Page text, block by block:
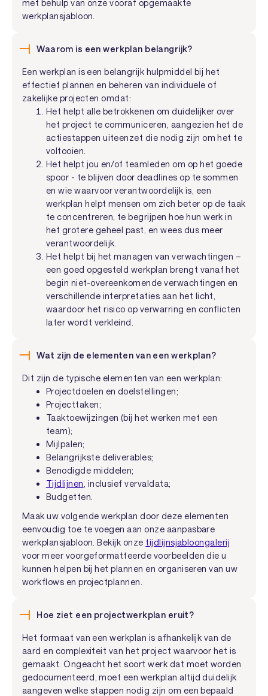
met behulp van onze vooraf opgemaakte
werkplansjabloon.
Waarom is een werkplan belangrijk?
Een werkplan is een belangrijk hulpmiddel bij het
effectief plannen en beheren van individuele of
zakelijke projecten omdat:
Het helpt alle betrokkenen om duidelijker over
het project te communiceren, aangezien het de
actiestappen uiteenzet die nodig zijn om het te
voltooien.
Het helpt jou en/of teamleden om op het goede
spoor - te blijven door deadlines op te sommen
en wie waarvoor verantwoordelijk is, een
werkplan helpt mensen om zich beter op de taak
te concentreren, te begrijpen hoe hun werk in
het grotere geheel past, en wees dus meer
verantwoordelijk.
Het helpt bij het managen van verwachtingen –
een goed opgesteld werkplan brengt vanaf het
begin niet-overeenkomende verwachtingen en
verschillende interpretaties aan het licht,
waardoor het risico op verwarring en conflicten
later wordt verkleind.
Wat zijn de elementen van een werkplan?
Dit zijn de typische elementen van een werkplan:
Projectdoelen en doelstellingen;
Projecttaken;
Taaktoewijzingen (bij het werken met een
team);
Mijlpalen;
Belangrijkste deliverables;
Benodigde middelen;
Tijdlijnen , inclusief vervaldata;
Budgetten.
Maak uw volgende werkplan door deze elementen
eenvoudig toe te voegen aan onze aanpasbare
werkplansjabloon. Bekijk onze tijdlijnsjabloongalerij
voor meer voorgeformatteerde voorbeelden die u
kunnen helpen bij het plannen en organiseren van uw
workflows en projectplannen.
Hoe ziet een projectwerkplan eruit?
Het formaat van een werkplan is afhankelijk van de
aard en complexiteit van het project waarvoor het is
gemaakt. Ongeacht het soort werk dat moet worden
gedocumenteerd, moet een werkplan altijd duidelijk
aangeven welke stappen nodig zijn om een bepaald